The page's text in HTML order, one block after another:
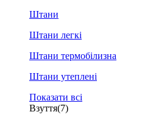
Штани
Штани легкі
Штани термобілизна
Штани утеплені
Показати всі
Взуття(7)